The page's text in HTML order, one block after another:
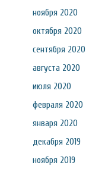
ноября 2020
октября 2020
сентября 2020
августа 2020
июля 2020
февраля 2020
января 2020
декабря 2019
ноября 2019